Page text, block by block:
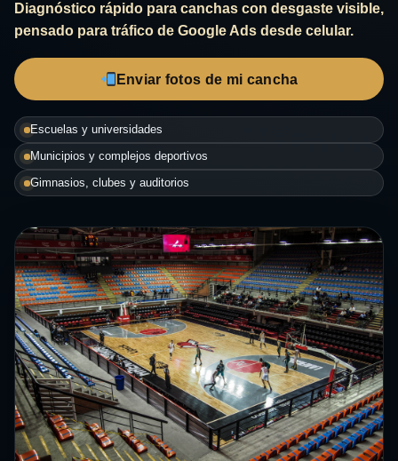
Diagnóstico rápido para canchas con desgaste visible,
pensado para tráfico de Google Ads desde celular.
Enviar fotos de mi cancha
Escuelas y universidades
Municipios y complejos deportivos
Gimnasios, clubes y auditorios